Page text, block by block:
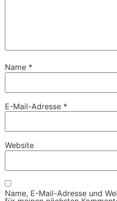
Name *
E-Mail-Adresse *
Website
Name, E-Mail-Adresse und